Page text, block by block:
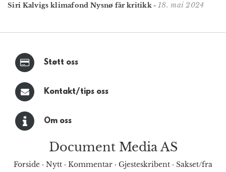
Siri Kalvigs klimafond Nysnø får kritikk - 18. mai 2024
Støtt oss
Kontakt/tips oss
Om oss
Document Media AS
Forside · Nytt · Kommentar · Gjesteskribent · Sakset/fra